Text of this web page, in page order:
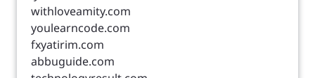
withloveamity.com
youlearncode.com
fxyatirim.com
abbuguide.com